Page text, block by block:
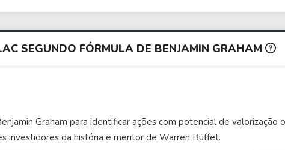
SEGUNDO FÓRMULA DE BENJAMIN GRAHAM
Graham para identificar ações com potencial de
investidores da história e mentor de Warren Buffet.